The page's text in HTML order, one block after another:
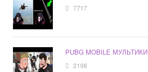
7717
PUBG MOBILE МУЛЬТИКИ
2198